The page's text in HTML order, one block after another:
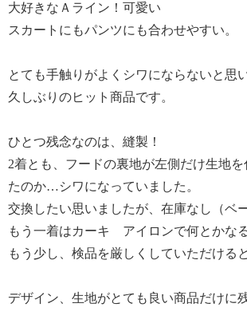
大好きなＡライン！可愛い
スカートにもパンツにも合わせやすい。
とても手触りがよくシワにならないと思
久しぶりのヒット商品です。
ひとつ残念なのは、縫製！
2着とも、フードの裏地が左側だけ生地
たのか…シワになっていました。
交換したい思いましたが、在庫なし（ベ
もう一着はカーキ アイロンで何とかな
もう少し、検品を厳しくしていただける
デザイン、生地がとても良い商品だけに